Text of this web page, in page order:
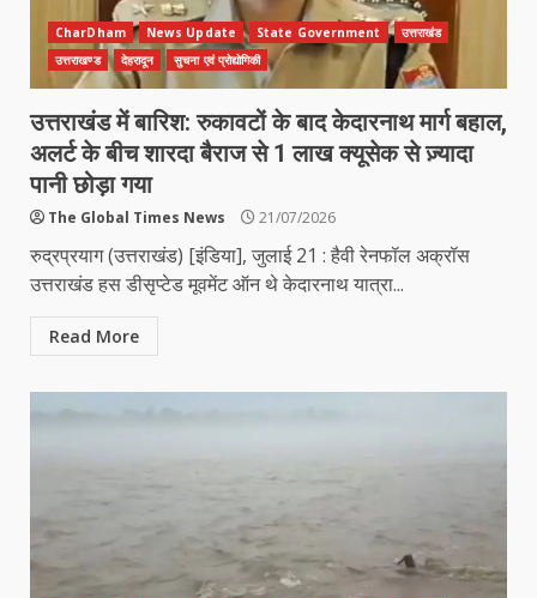
CharDham News Update State Government
उत्तराखंड
उत्तराखण्ड
देहरादून सुचना एवं प्रोद्योगिकी
उत्तराखंड में बारिश: रुकावटों के बाद केदारनाथ मार्ग बहाल,
अलर्ट के बीच शारदा बैराज से 1 लाख क्यूसेक से ज़्यादा
पानी छोड़ा गया
The Global Times News 21/07/2026
रुद्रप्रयाग (उत्तराखंड) [इंडिया], जुलाई 21 : हैवी रेनफॉल अक्रॉस
उत्तराखंड हस डीसृप्टेड मूवमेंट ऑन थे केदारनाथ यात्रा...
Read More